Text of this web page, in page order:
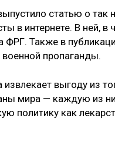
статью о так
в интернете. В ней,
Также в
пропаганды.
выгоду из
мира — каждую из
политику как